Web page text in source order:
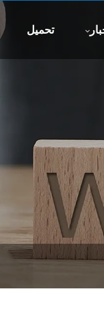
واتس اب
8613505426090
تحميل